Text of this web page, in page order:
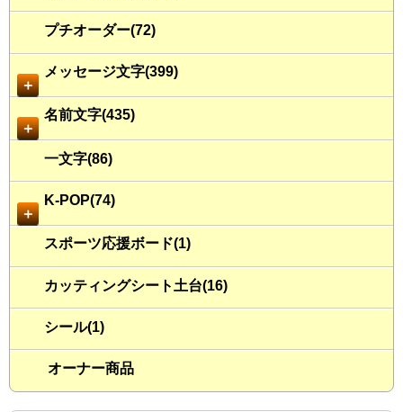
プチオーダー(72)
＋
メッセージ文字(399)
＋
名前文字(435)
一文字(86)
＋
K-POP(74)
スポーツ応援ボード(1)
カッティングシート土台(16)
シール(1)
オーナー商品